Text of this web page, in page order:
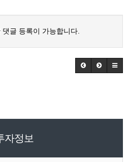
글 등록이 가능합니다.
자정보